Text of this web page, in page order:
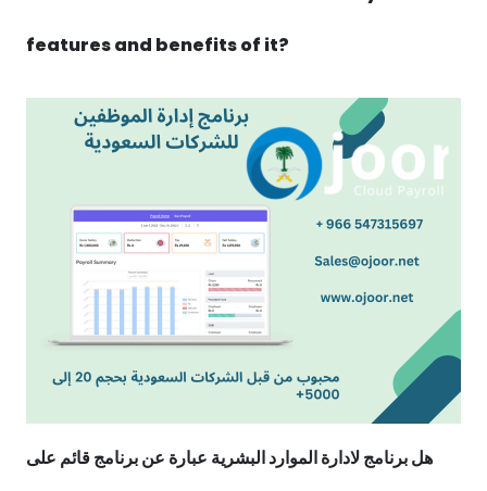
features and benefits of it?
هل برنامج لادارة الموارد البشرية عبارة عن برنامج قائم على